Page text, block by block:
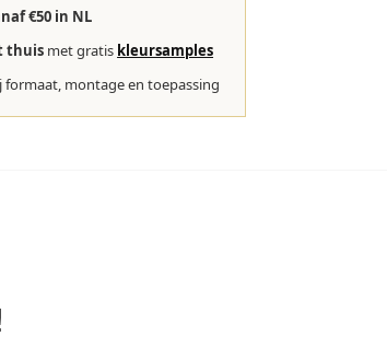
€50 in NL
thuis met gratis kleursamples
formaat, montage en toepassing